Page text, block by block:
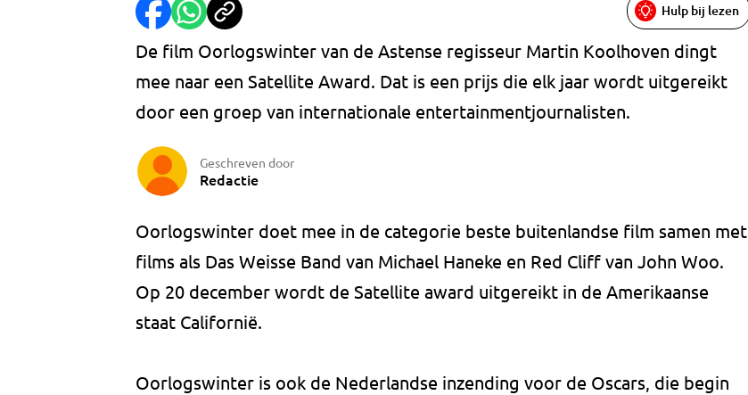
Hulp bij lezen
De film Oorlogswinter van de Astense regisseur Martin Koolhoven dingt
mee naar een Satellite Award. Dat is een prijs die elk jaar wordt uitgereikt
door een groep van internationale entertainmentjournalisten.
Geschreven door
Redactie
Oorlogswinter doet mee in de categorie beste buitenlandse film samen met
films als Das Weisse Band van Michael Haneke en Red Cliff van John Woo.
Op 20 december wordt de Satellite award uitgereikt in de Amerikaanse
staat Californië.
Oorlogswinter is ook de Nederlandse inzending voor de Oscars, die begin